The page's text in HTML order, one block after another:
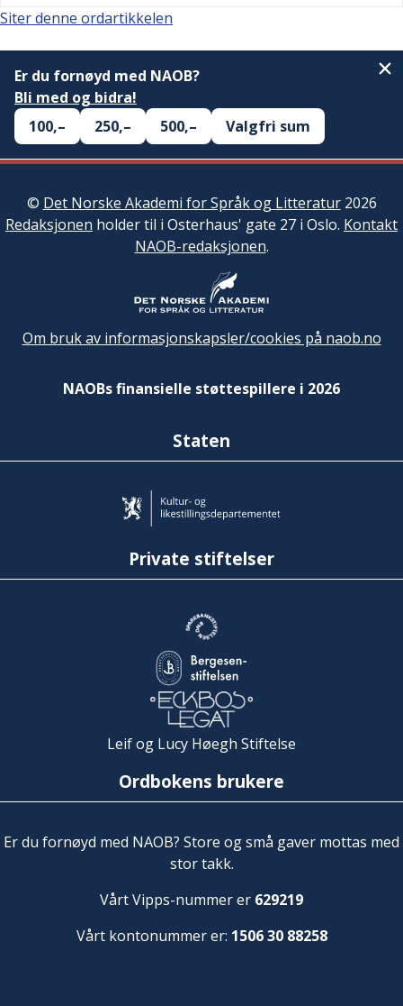
Siter denne ordartikkelen
Er du fornøyd med NAOB?
Bli med og bidra!
100,–
250,– 500,– Valgfri sum
© Det Norske Akademi for Språk og Litteratur2026
Redaksjonen holder til i Osterhaus' gate 27 i Oslo. Kontakt
NAOB-redaksjonen.
Om bruk av informasjonskapsler/cookies på naob.no
NAOBs finansielle støttespillere i 2026
Staten
Private stiftelser
Leif og Lucy Høegh Stiftelse
Ordbokens brukere
Er du fornøyd med NAOB? Store og små gaver mottas med
stor takk.
Vårt Vipps-nummer er 629219
Vårt kontonummer er: 1506 30 88258